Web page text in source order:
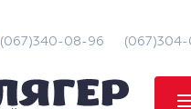
(067)340-08-96